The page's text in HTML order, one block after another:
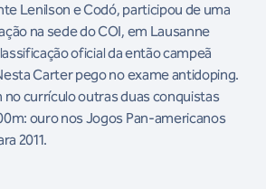
Lenilson e Codó, participou de uma
na sede do COI, em Lausanne
oficial da então campeã
Carter pego no exame antidoping.
currículo outras duas conquistas
ouro nos Jogos Pan-americanos
2011.